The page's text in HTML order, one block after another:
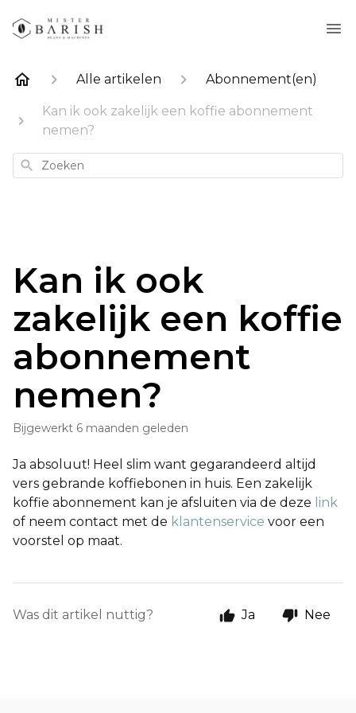
Alle artikelen Abonnement(en)
Kan ik ook zakelijk een koffie abonnement
nemen?
Zoeken
Kan ik ook
zakelijk een koffie
abonnement
nemen?
Bijgewerkt 6 maanden geleden
Ja absoluut! Heel slim want gegarandeerd altijd
vers gebrande koffiebonen in huis. Een zakelijk
koffie abonnement kan je afsluiten via de deze link
of neem contact met de klantenservice voor een
voorstel op maat.
Was dit artikel nuttig? Ja Nee